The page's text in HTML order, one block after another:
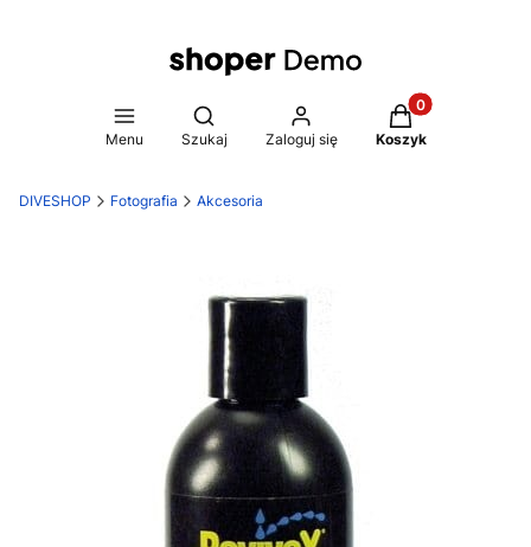
Menu
Otwórz wyszukiwarkę
Szukaj Zaloguj się
Produkty w
Koszyk
DIVESHOP Fotografia Akcesoria